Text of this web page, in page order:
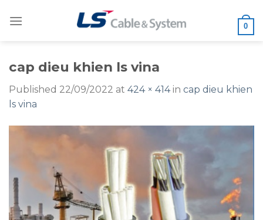
0
cap dieu khien ls vina
Published 22/09/2022 at 424 × 414in cap dieu khien
ls vina